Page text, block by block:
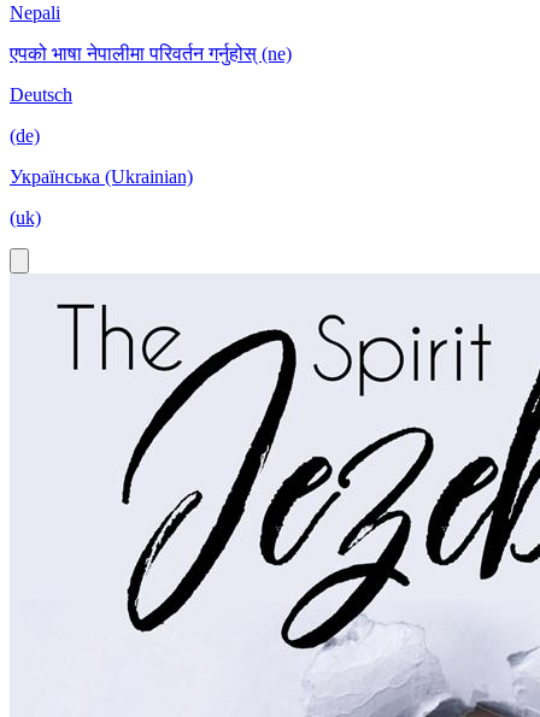
Nepali
एपको भाषा नेपालीमा परिवर्तन गर्नुहोस् (ne)
Deutsch
(de)
Українська (Ukrainian)
(uk)